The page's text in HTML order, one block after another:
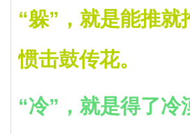
“躲”，就是能推
惯击鼓传花。
“冷”，就是得了